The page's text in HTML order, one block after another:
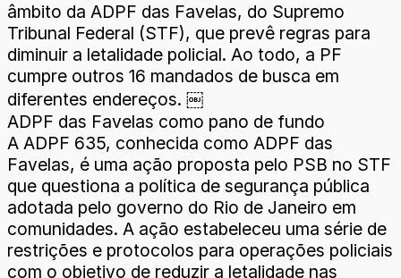
âmbito da ADPF das Favelas, do Supremo
Tribunal Federal (STF), que prevê regras para
diminuir a letalidade policial. Ao todo, a PF
cumpre outros 16 mandados de busca em
diferentes endereços. ￼
ADPF das Favelas como pano de fundo
A ADPF 635, conhecida como ADPF das
Favelas, é uma ação proposta pelo PSB no STF
que questiona a política de segurança pública
adotada pelo governo do Rio de Janeiro em
comunidades. A ação estabeleceu uma série de
restrições e protocolos para operações policiais
com o objetivo de reduzir a letalidade nas